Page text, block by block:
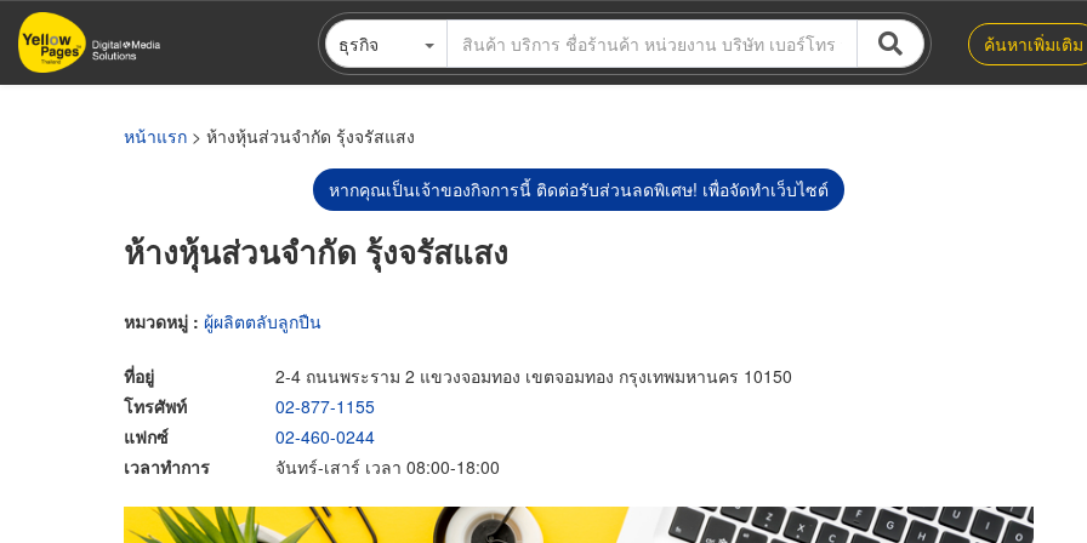
ข้าม
ไป
ธุรกิจ ค้นหาเพิ่มเติม
หน้าแรก > ห้างหุ้นส่วนจำกัด รุ้งจรัสแสง
หากคุณเป็นเจ้าของกิจการนี้ ติดต่อรับส่วนลดพิเศษ! เพื่อจัดทำเว็บไซต์
ห้างหุ้นส่วนจำกัด รุ้งจรัสแสง
หมวดหมู่ : ผู้ผลิตตลับลูกปืน
ที่อยู่
2-4 ถนนพระราม 2 แขวงจอมทอง เขตจอมทอง กรุงเทพมหานคร 10150
โทรศัพท์
02-877-1155
แฟกซ์
02-460-0244
เวลาทำการ
จันทร์-เสาร์ เวลา 08:00-18:00